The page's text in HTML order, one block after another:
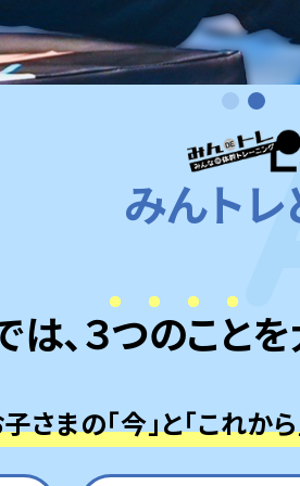
みんトレ
、３つのことを
さまの「今」と「これか